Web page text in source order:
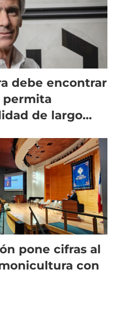
debe encontrar
de largo
pone cifras al
con